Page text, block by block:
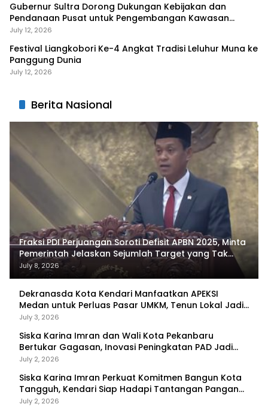
Gubernur Sultra Dorong Dukungan Kebijakan dan
Pendanaan Pusat untuk Pengembangan Kawasan
Liangkobhori
July 12, 2026
Festival Liangkobori Ke-4 Angkat Tradisi Leluhur Muna ke
Panggung Dunia
July 12, 2026
Berita Nasional
Fraksi PDI Perjuangan Soroti Defisit APBN 2025, Minta
Pemerintah Jelaskan Sejumlah Target yang Tak
Tercapai
July 8, 2026
Dekranasda Kota Kendari Manfaatkan APEKSI
Medan untuk Perluas Pasar UMKM, Tenun Lokal Jadi
Primadona
July 3, 2026
Siska Karina Imran dan Wali Kota Pekanbaru
Bertukar Gagasan, Inovasi Peningkatan PAD Jadi
Fokus Diskusi
July 2, 2026
Siska Karina Imran Perkuat Komitmen Bangun Kota
Tangguh, Kendari Siap Hadapi Tantangan Pangan
dan Bencana
July 2, 2026